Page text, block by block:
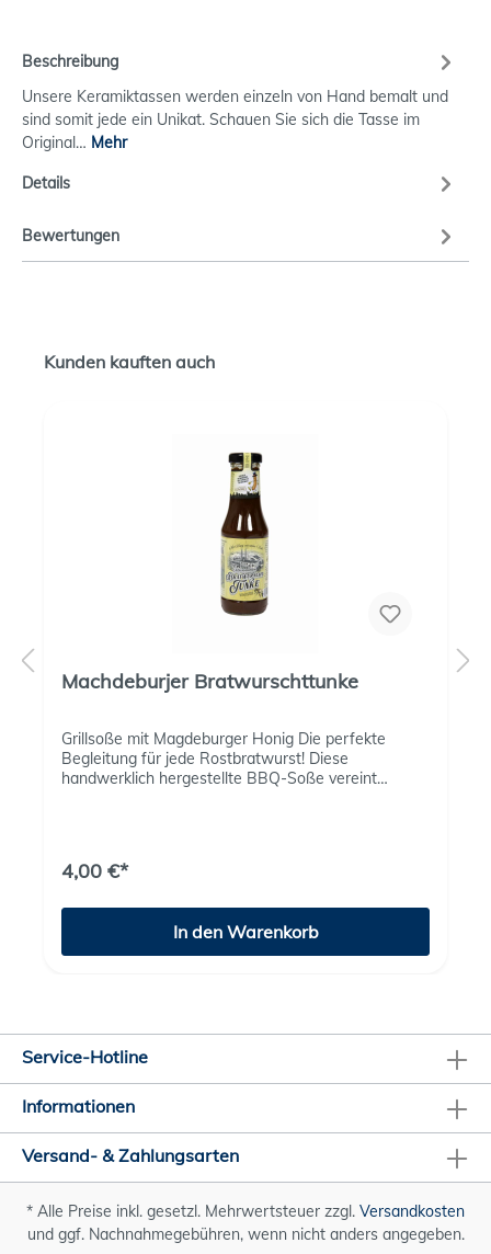
Beschreibung
Unsere Keramiktassen werden einzeln von Hand bemalt und
sind somit jede ein Unikat. Schauen Sie sich die Tasse im
Original… Mehr
Details
Bewertungen
Kunden kauften auch
Machdeburjer Bratwurschttunke
Grillsoße mit Magdeburger Honig Die perfekte
Begleitung für jede Rostbratwurst! Diese
handwerklich hergestellte BBQ-Soße vereint
Magdeburger Honig Perfekt für: Grillpartys,
4,00 €*
In den Warenkorb
Service-Hotline
Informationen
Versand- & Zahlungsarten
* Alle Preise inkl. gesetzl. Mehrwertsteuer zzgl. Versandkosten
und ggf. Nachnahmegebühren, wenn nicht anders angegeben.